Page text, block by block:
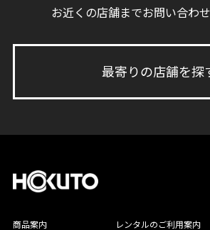
お近くの店舗までお問い合わせ
最寄りの店舗を探
商品案内 レンタルのご利用案内